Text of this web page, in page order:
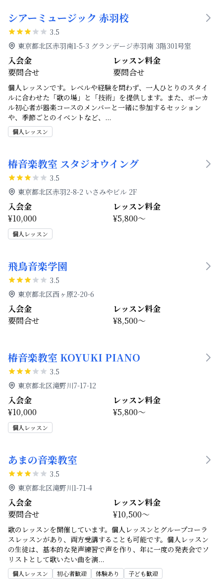
シアーミュージック 赤羽校
3.5
東京都北区赤羽南1-5-3 グランデージ赤羽南 3階301号室
入会金
要問合せ
レッスン料金
要問合せ
個人レッスンです。レベルや経験を問わず、一人ひとりのスタイ
ルに合わせた「歌の場」と「技術」を提供します。また、ボーカ
ル初心者が器楽コースのメンバーと一緒に参加するセッション
や、季節ごとのイベントなど、 ...
個人レッスン
椿音楽教室 スタジオウイング
3.5
東京都北区赤羽2-8-2 いさみやビル 2F
入会金
¥10,000
レッスン料金
¥5,800～
個人レッスン
飛鳥音楽学園
3.5
東京都北区西ヶ原2-20-6
入会金
要問合せ
レッスン料金
¥8,500～
椿音楽教室 KOYUKI PIANO
3.5
東京都北区滝野川7-17-12
入会金
¥10,000
レッスン料金
¥5,800～
個人レッスン
あまの音楽教室
3.5
東京都北区滝野川1-71-4
入会金
要問合せ
レッスン料金
¥10,500～
歌のレッスンを開催しています。個人レッスンとグループコーラ
スレッスンがあり、両方受講することも可能です。個人レッスン
の生徒は、基本的な発声練習で声を作り、年に一度の発表会でソ
リストとして歌いたい曲を演...
個人レッスン 初心者歓迎 体験あり 子ども歓迎